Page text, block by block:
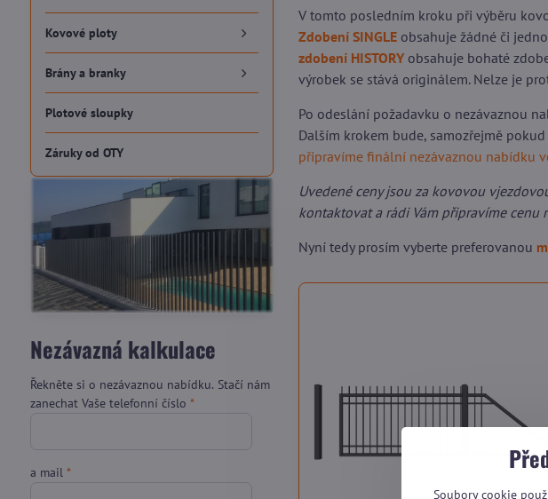
V tomto posledním kroku při výběru
Zdobení SINGLE obsahuje žádné či
zdobení HISTORYobsahuje bohaté
výrobek se stává originálem. Nelze je
Po odeslání požadavku o nezávaznou
Dalším krokem bude, samozřejmě
připravíme finální nezávaznou nabídku
Uvedené ceny jsou za kovovou
kontaktovat a rádi Vám připravíme cenu
Nyní tedy prosím vyberte preferovanou
Kovové ploty
Brány a branky
Plotové sloupky
Záruky od OTY
Nezávazná kalkulace
Řekněte si o nezávaznou nabídku. Stačí nám
zanechat Vaše telefonní číslo *
a mail *
Soubory cookie